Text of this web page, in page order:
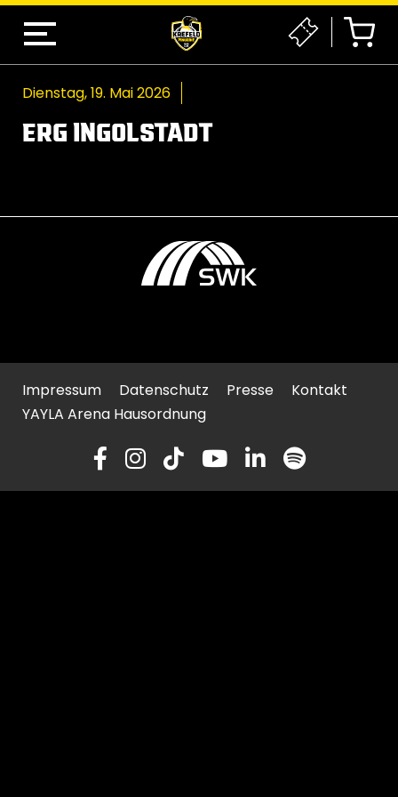
Dienstag, 19. Mai 2026
ERG INGOLSTADT
Impressum Datenschutz Presse
Kontakt
YAYLA Arena Hausordnung